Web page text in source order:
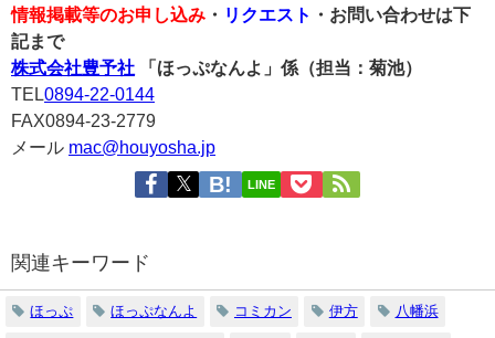
情報掲載等のお申し込み ・ リクエスト
・お問い合わせは下
記まで
株式会社豊予社 「ほっぷなんよ」係（担当：菊池）
TEL0894-22-0144
FAX0894-23-2779
メール mac@houyosha.jp
LINE
関連キーワード
ほっぷ ほっぷなんよ コミカン 伊方 八幡浜